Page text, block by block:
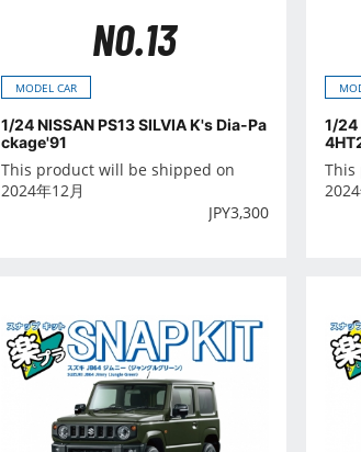
NO.13
MODEL CAR
1/24 NISSAN PS13 SILVIA K's Dia-Pa
ckage'91
This product will be shipped on
2024年12月
JPY3,300
1/24
This